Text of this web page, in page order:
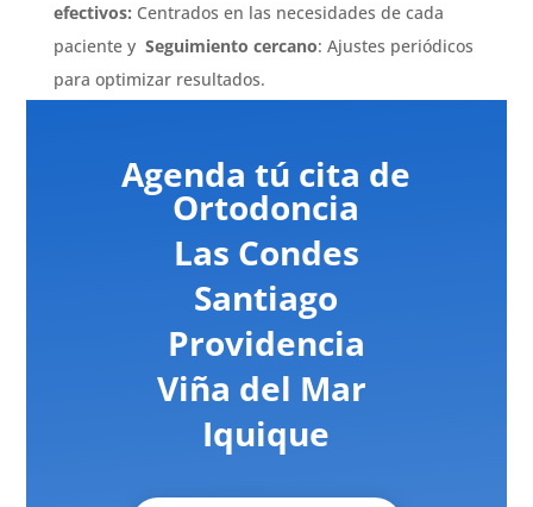
efectivos: Centrados en las necesidades de cada
paciente y Seguimiento cercano: Ajustes periódicos
para optimizar resultados.
Agenda tú cita de
Ortodoncia
Las Condes
Santiago
Providencia
Viña del Mar
Iquique